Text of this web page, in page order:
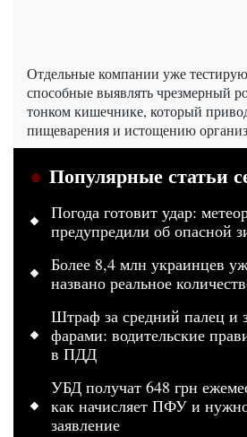
Отдельные компании уже
способные выявлять чрезмерный
тонком кишечнике, который
пищеварения и истощению
Популярные статьи
Погода готовит удар:
предупредили об опасной
Более 8,4 млн украинцев
названо реальное
Штраф за средний палец и
фарами: водительские
в ПДД
УБД получат 648 грн
как начисляет ПФУ и
заявление